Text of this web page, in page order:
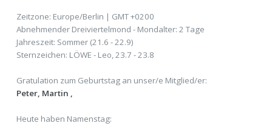
Zeitzone: Europe/Berlin | GMT +0200
Abnehmender Dreiviertelmond - Mondalter: 2 Tage
Jahreszeit: Sommer (21.6 - 22.9)
Sternzeichen: LÖWE - Leo, 23.7 - 23.8
Gratulation zum Geburtstag an unser/e Mitglied/er:
Peter, Martin ,
Heute haben Namenstag: